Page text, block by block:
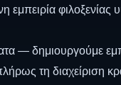
εμπειρία
— δημιουργούμε
τη διαχείριση